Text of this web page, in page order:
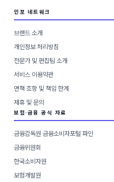
인포 네트워크
브랜드 소개
개인정보 처리방침
전문가 및 편집팀 소개
서비스 이용약관
면책 조항 및 책임 한계
제휴 및 문의
보험·금융 공식 자료
금융감독원 금융소비자포털 파인
금융위원회
한국소비자원
보험개발원